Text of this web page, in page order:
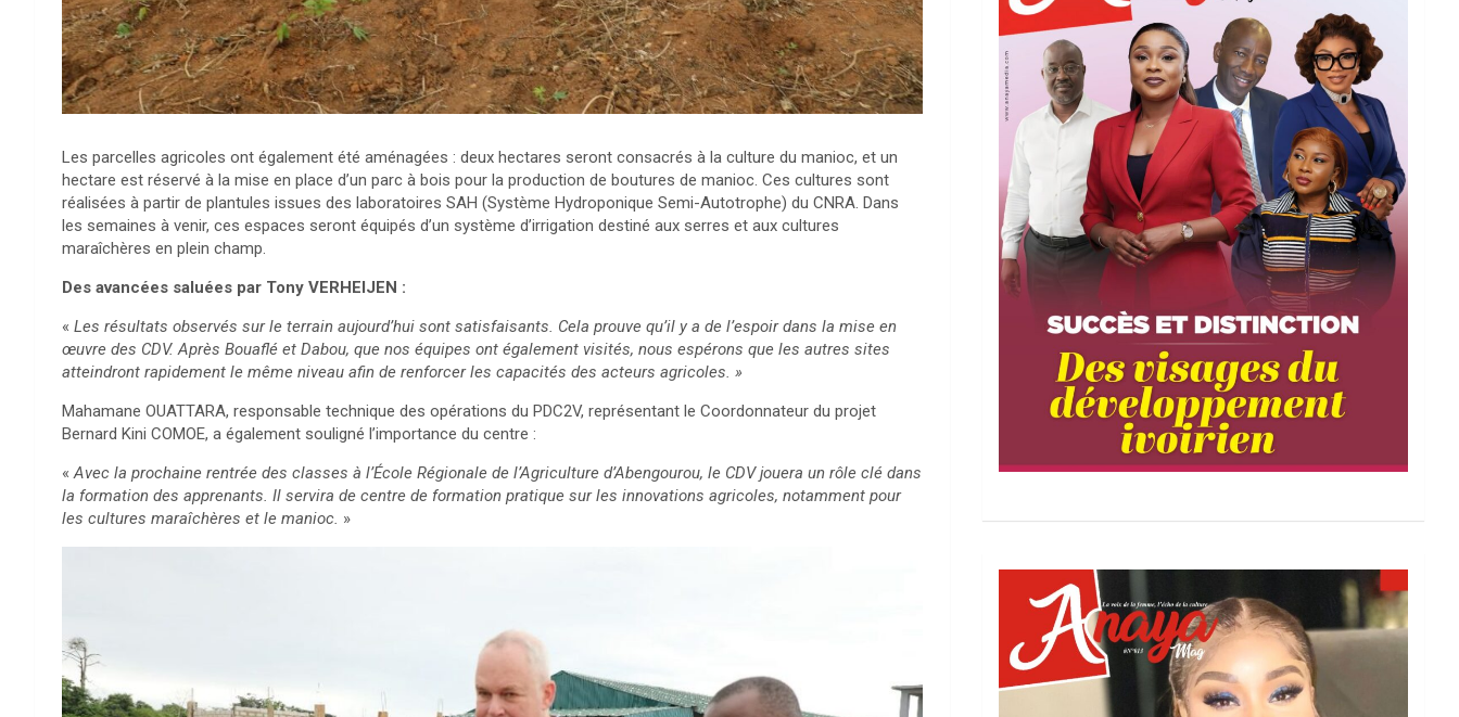
Les parcelles agricoles ont également été aménagées : deux hectares seront consacrés à la culture du manioc, et un
hectare est réservé à la mise en place d’un parc à bois pour la production de boutures de manioc. Ces cultures sont
réalisées à partir de plantules issues des laboratoires SAH (Système Hydroponique Semi-Autotrophe) du CNRA. Dans
les semaines à venir, ces espaces seront équipés d’un système d’irrigation destiné aux serres et aux cultures
maraîchères en plein champ.
Des avancées saluées par Tony VERHEIJEN :
« Les résultats observés sur le terrain aujourd’hui sont satisfaisants. Cela prouve qu’il y a de l’espoir dans la mise en
œuvre des CDV. Après Bouaflé et Dabou, que nos équipes ont également visités, nous espérons que les autres sites
atteindront rapidement le même niveau afin de renforcer les capacités des acteurs agricoles. »
Mahamane OUATTARA, responsable technique des opérations du PDC2V, représentant le Coordonnateur du projet
Bernard Kini COMOE, a également souligné l’importance du centre :
«Avec la prochaine rentrée des classes à l’École Régionale de l’Agriculture d’Abengourou, le CDV jouera un rôle clé dans
la formation des apprenants. Il servira de centre de formation pratique sur les innovations agricoles, notamment pour
les cultures maraîchères et le manioc. »